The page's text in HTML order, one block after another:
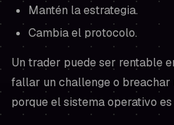
Mantén la estrategia.
Cambia el protocolo.
Un trader puede ser rentable
fallar un challenge o breachar
porque elsistema operativo